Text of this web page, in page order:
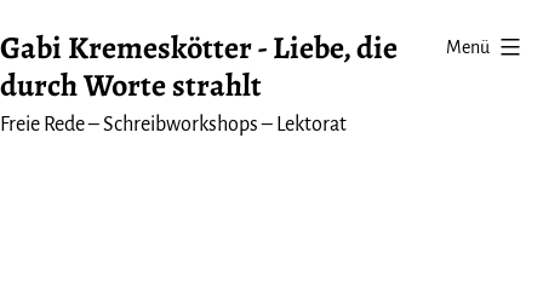
Inhalt
springen
Gabi Kremeskötter - Liebe, die
durch Worte strahlt
Freie Rede – Schreibworkshops – Lektorat
Menü